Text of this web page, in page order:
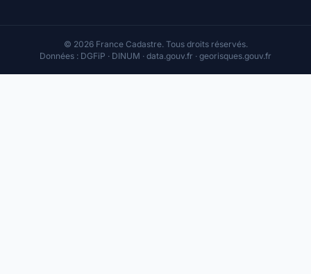
© 2026 France Cadastre. Tous droits réservés.
Données : DGFiP · DINUM · data.gouv.fr · georisques.gouv.fr